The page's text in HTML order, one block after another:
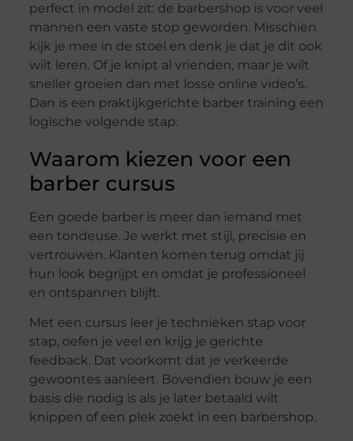
perfect in model zit: de barbershop is voor veel
mannen een vaste stop geworden. Misschien
kijk je mee in de stoel en denk je dat je dit ook
wilt leren. Of je knipt al vrienden, maar je wilt
sneller groeien dan met losse online video’s.
Dan is een praktijkgerichte barber training een
logische volgende stap.
Waarom kiezen voor een
barber cursus
Een goede barber is meer dan iemand met
een tondeuse. Je werkt met stijl, precisie en
vertrouwen. Klanten komen terug omdat jij
hun look begrijpt en omdat je professioneel
en ontspannen blijft.
Met een cursus leer je technieken stap voor
stap, oefen je veel en krijg je gerichte
feedback. Dat voorkomt dat je verkeerde
gewoontes aanleert. Bovendien bouw je een
basis die nodig is als je later betaald wilt
knippen of een plek zoekt in een barbershop.